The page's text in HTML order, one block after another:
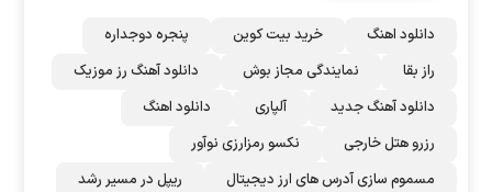
دانلود اهنگ خرید بیت کوین
پنجره دوجداره
راز بقا
نمایندگی مجاز بوش
دانلود آهنگ رز‌ موزیک
دانلود آهنگ جدید
آلپاری
دانلود اهنگ
رزرو هتل خارجی
نکسو رمزارزی نوآور
مسموم سازی آدرس های ارز دیجیتال
ریپل در مسیر رشد